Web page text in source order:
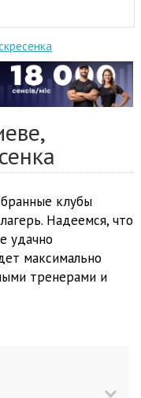
клубы
Надеемся, что
удачно
максимально
тренерами и